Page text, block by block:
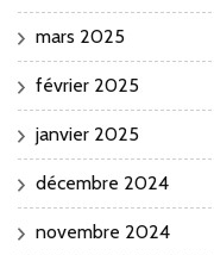
mars 2025
février 2025
janvier 2025
décembre 2024
novembre 2024